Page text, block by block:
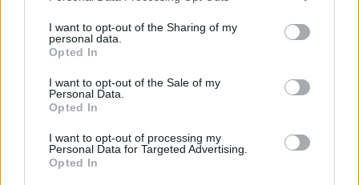
not limited to your visit or usage behaviour. You may click to
grant or deny consent to Google and its third-party tags to
use your data for below specified purposes in below Google
consent section.
I want to opt-out of the Sharing of my
personal data.
Opted In
I want to opt-out of the Sale of my
Personal Data.
Opted In
I want to opt-out of processing my
Personal Data for Targeted Advertising.
Opted In